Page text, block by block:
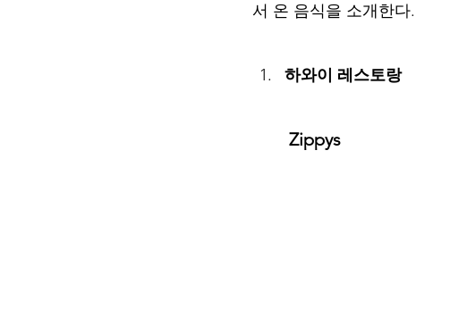
서 온 음식을 소개한다.
하와이 레스토랑
Zippys